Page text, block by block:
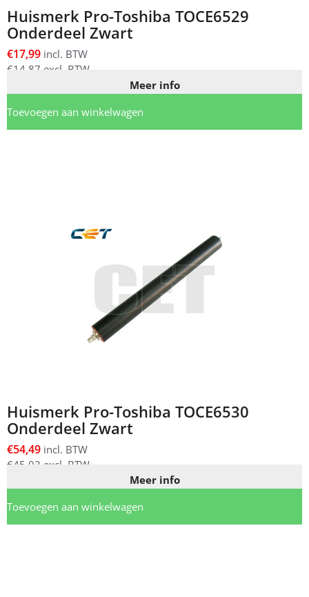
Huismerk Pro-Toshiba TOCE6529
Onderdeel Zwart
€17,99 incl. BTW
€14,87 excl. BTW
Meer info
Toevoegen aan winkelwagen
Huismerk Pro-Toshiba TOCE6530
Onderdeel Zwart
€54,49 incl. BTW
€45,03 excl. BTW
Meer info
Toevoegen aan winkelwagen